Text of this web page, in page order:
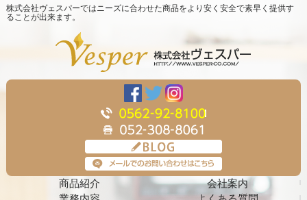
株式会社ヴェスパーではニーズに合わせた商品をより安く安全で素早く提供す
ることが出来ます。
商品紹介
会社案内